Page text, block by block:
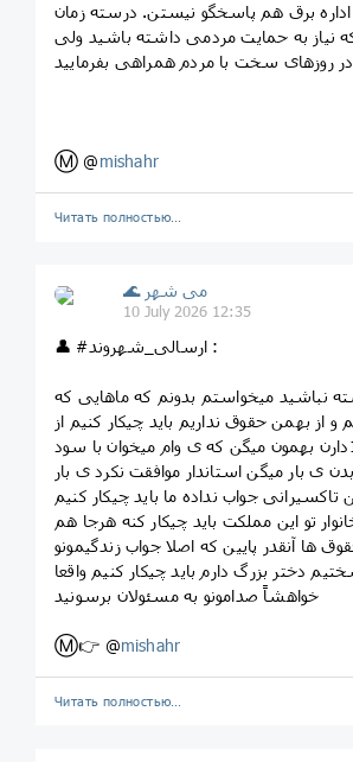
برق هم پاسخگو نیستن. درسته زمان
نیاز به حمایت مردمی داشته باشید ولی
Ⓜ️ @mishahr
Читать полностью…
🌊 می شهر
10 July 2026 12:35
👤 #ارسالی_شهروند :
نباشید میخواستم بدونم که ماهایی که
از بهمن حقوق نداریم باید چیکار کنیم از
اسفند 1404دارن بهمون میگن که ی وام میخوان با سود
ی بار میگن استاندار موافقت نکرد ی بار
تاکسیرانی جواب نداده ما باید چیکار کنیم
تو این مملکت باید چیکار کنه هرجا هم
ها آنقدر پایین که اصلا جواب زندگیمونو
دختر بزرگ دارم باید چیکار کنیم واقعا
خواهشاً صدامونو به مسئولان برسونید
Ⓜ️👉 @mishahr
Читать полностью…